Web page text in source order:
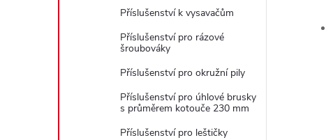
Příslušenství k vysavačům
Příslušenství pro rázové
šroubováky
Příslušenství pro okružní pily
Příslušenství pro úhlové brusky
s průměrem kotouče 230 mm
Příslušenství pro leštičky